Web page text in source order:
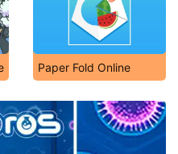
Paper Fold Online